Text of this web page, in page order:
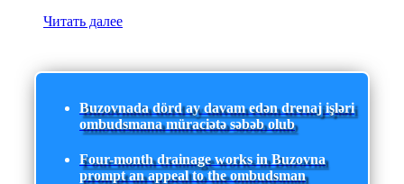
Читать далее
Buzovnada dörd ay davam edən drenaj işləri
ombudsmana müraciətə səbəb olub
Four-month drainage works in Buzovna
prompt an appeal to the ombudsman